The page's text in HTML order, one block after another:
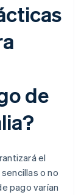
de
el
o no
pago varían